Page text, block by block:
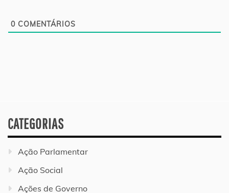
0 COMENTÁRIOS
CATEGORIAS
Ação Parlamentar
Ação Social
Ações de Governo